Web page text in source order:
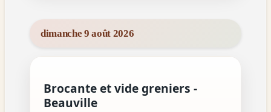
dimanche 9 août 2026
Brocante et vide greniers -
Beauville